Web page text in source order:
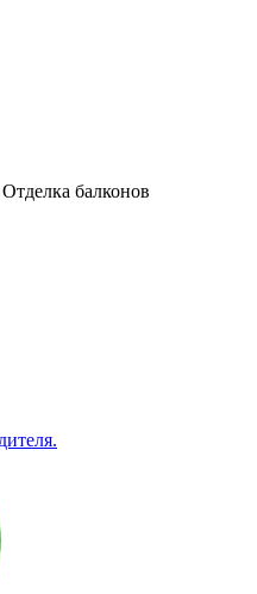
Отделка балконов